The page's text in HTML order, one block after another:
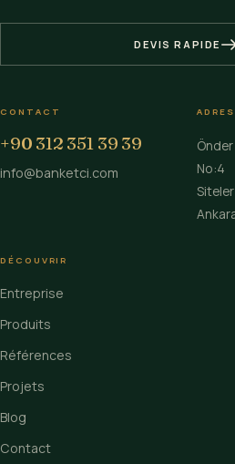
DEVIS RAPIDE
CONTACT
+90 312 351 39 39
info@banketci.com
No:4
DÉCOUVRIR
Entreprise
Produits
Références
Projets
Blog
Contact